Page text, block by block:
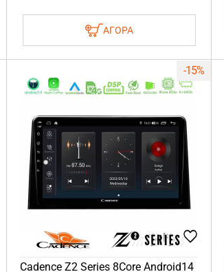
ΑΓΟΡΑ
-15%
Cadence Z2 Series 8Core Android14